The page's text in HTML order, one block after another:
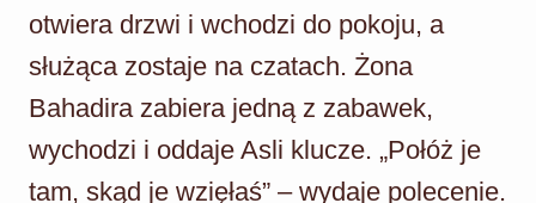
otwiera drzwi i wchodzi do pokoju, a
służąca zostaje na czatach. Żona
Bahadira zabiera jedną z zabawek,
wychodzi i oddaje Asli klucze. „Połóż je
tam, skąd je wzięłaś” – wydaje polecenie.